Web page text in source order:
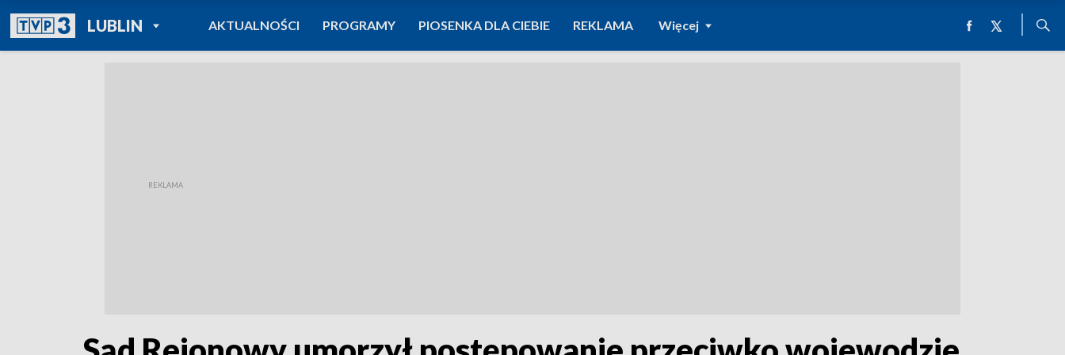
LUBLINPOWRÓT DO
TVP REGIONY
AKTUALNOŚCI PROGRAMY PIOSENKA DLA CIEBIE REKLAMA Więcej